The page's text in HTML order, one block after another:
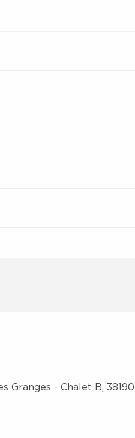
Granges - Chalet B, 38190